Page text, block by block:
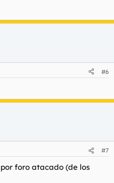
#6
#7
foro atacado (de los